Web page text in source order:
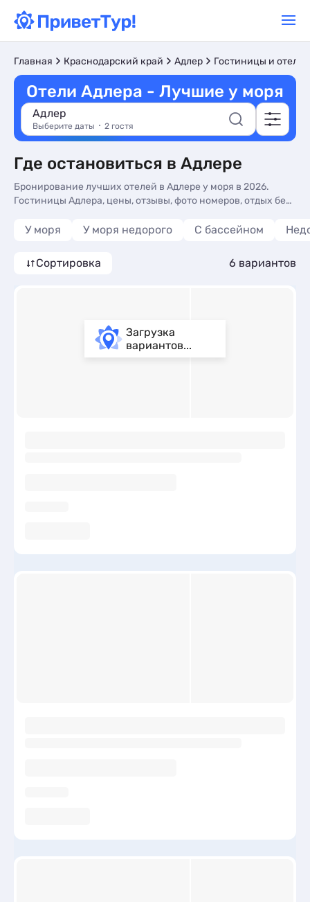
Главная Краснодарский край Адлер Гостиницы и отели
Отели Адлера - Лучшие у моря
Адлер
Выберите даты 2 гостя
Где остановиться в Адлере
Бронирование лучших отелей в Адлере у моря в 2026.
Гостиницы Адлера, цены, отзывы, фото номеров, отдых без
У моря У моря недорого С бассейном
Сортировка 6 вариантов
Загрузка
вариантов...